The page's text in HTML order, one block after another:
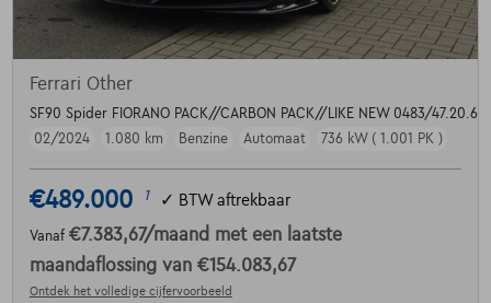
Ferrari Other
SF90 Spider FIORANO PACK//CARBON PACK//LIKE NEW 0483/47.20.60
02/2024
1.080 km Benzine Automaat 736 kW ( 1.001 PK )
€489.000 1 ✓ BTW aftrekbaar
Vanaf €7.383,67/maand met een laatste
maandaflossing van €154.083,67
Ontdek het volledige cijfervoorbeeld